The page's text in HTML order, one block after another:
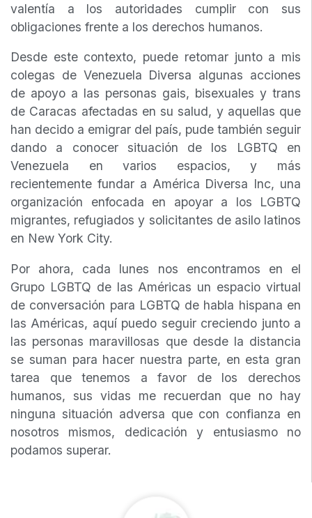
valentía a los autoridades cumplir con sus
obligaciones frente a los derechos humanos.
Desde este contexto, puede retomar junto a mis
colegas de Venezuela Diversa algunas acciones
de apoyo a las personas gais, bisexuales y trans
de Caracas afectadas en su salud, y aquellas que
han decido a emigrar del país, pude también seguir
dando a conocer situación de los LGBTQ en
Venezuela en varios espacios, y más
recientemente fundar a América Diversa Inc, una
organización enfocada en apoyar a los LGBTQ
migrantes, refugiados y solicitantes de asilo latinos
en New York City.
Por ahora, cada lunes nos encontramos en el
Grupo LGBTQ de las Américas un espacio virtual
de conversación para LGBTQ de habla hispana en
las Américas, aquí puedo seguir creciendo junto a
las personas maravillosas que desde la distancia
se suman para hacer nuestra parte, en esta gran
tarea que tenemos a favor de los derechos
humanos, sus vidas me recuerdan que no hay
ninguna situación adversa que con confianza en
nosotros mismos, dedicación y entusiasmo no
podamos superar.